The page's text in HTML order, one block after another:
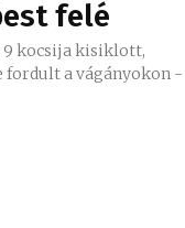
felé
9 kocsija kisiklott,
fordult a vágányokon -